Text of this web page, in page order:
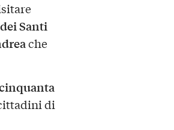
Santi
che
di